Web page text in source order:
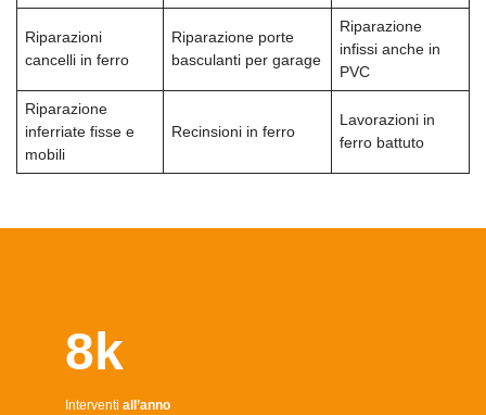
Riparazioni
cancelli in ferro
Riparazione porte
basculanti per garage
Riparazione
infissi anche in
PVC
Riparazione
inferriate fisse e
mobili
Recinsioni in ferro
Lavorazioni in
ferro battuto
8k
Interventi all’anno